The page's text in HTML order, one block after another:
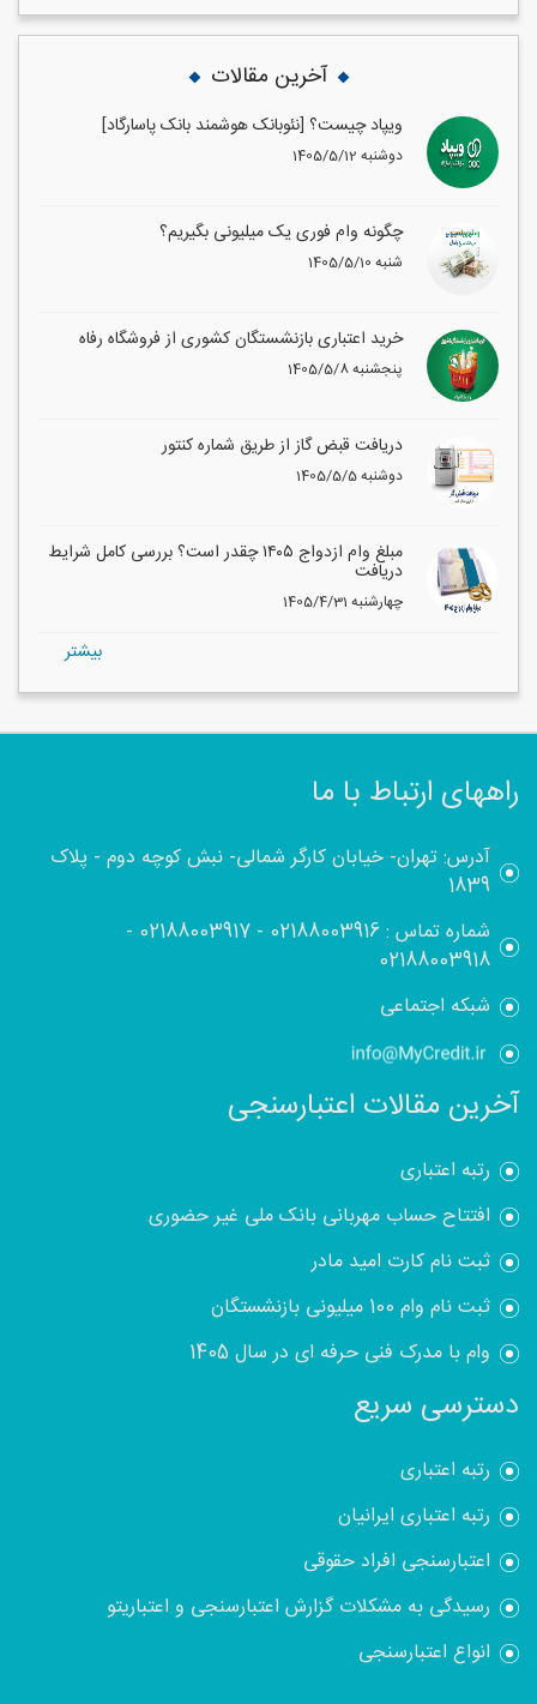
آخرین مقالات
ویپاد چیست؟ [نئوبانک هوشمند بانک پاسارگاد]
1405/5/12 دوشنبه
چگونه وام فوری یک میلیونی بگیریم؟
1405/5/10 شنبه
خرید اعتباری بازنشستگان کشوری از فروشگاه رفاه
1405/5/8 پنجشنبه
دریافت قبض گاز از طریق شماره کنتور
1405/5/5 دوشنبه
مبلغ وام ازدواج ۱۴۰۵ چقدر است؟ بررسی کامل شرایط
دریافت
1405/4/31 چهارشنبه
بيشتر
راههای ارتباط با ما
آدرس: تهران- خیابان کارگر شمالی- نبش کوچه دوم - پلاک
1839
شماره تماس :02188003916
-
02188003917
-
02188003918
شبکه اجتماعی
آخرین مقالات اعتبارسنجی
رتبه اعتباری
افتتاح حساب مهربانی بانک ملی غیر حضوری
ثبت نام کارت امید مادر
ثبت نام وام 100 میلیونی بازنشستگان
وام با مدرک فنی حرفه ای در سال 1405
دسترسی سریع
رتبه اعتباری
رتبه اعتباری ایرانیان
اعتبارسنجی افراد حقوقی
رسیدگی به مشکلات گزارش اعتبارسنجی و اعتباریتو
انواع اعتبارسنجی